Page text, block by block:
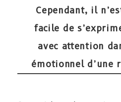
Cependant, il
facile de
avec attention
émotionnel d’une